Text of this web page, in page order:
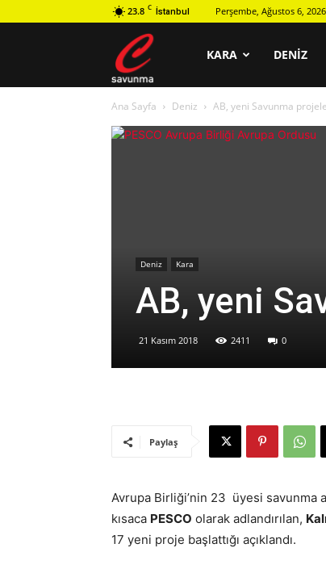
23.8 C İstanbul Perşembe, Ağustos 6, 2026
KARA DENIZ
Ana Sayfa Deniz AB, yeni Savunma
Deniz Kara
AB, yeni
21 Kasım 2018 2411 0
Paylaş
Avrupa Birliği’nin 23 üyesi savunma
kısaca PESCO olarak adlandırılan,
17 yeni proje başlattığı açıklandı.